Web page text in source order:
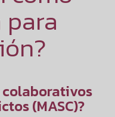
colaborativos
(MASC)?